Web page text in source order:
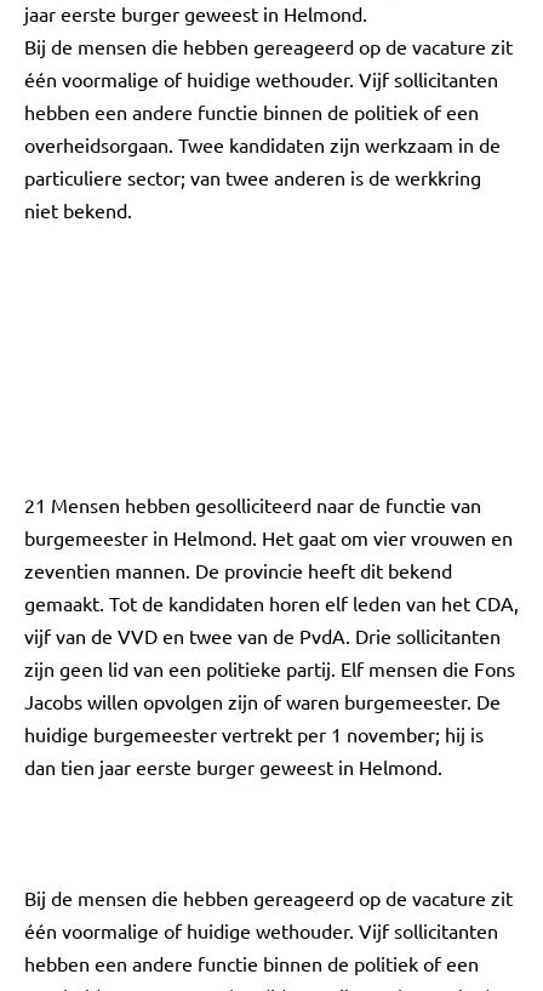
jaar eerste burger geweest in Helmond.
Bij de mensen die hebben gereageerd op de vacature zit
één voormalige of huidige wethouder. Vijf sollicitanten
hebben een andere functie binnen de politiek of een
overheidsorgaan. Twee kandidaten zijn werkzaam in de
particuliere sector; van twee anderen is de werkkring
niet bekend.
21 Mensen hebben gesolliciteerd naar de functie van
burgemeester in Helmond. Het gaat om vier vrouwen en
zeventien mannen. De provincie heeft dit bekend
gemaakt. Tot de kandidaten horen elf leden van het CDA,
vijf van de VVD en twee van de PvdA. Drie sollicitanten
zijn geen lid van een politieke partij. Elf mensen die Fons
Jacobs willen opvolgen zijn of waren burgemeester. De
huidige burgemeester vertrekt per 1 november; hij is
dan tien jaar eerste burger geweest in Helmond.
Bij de mensen die hebben gereageerd op de vacature zit
één voormalige of huidige wethouder. Vijf sollicitanten
hebben een andere functie binnen de politiek of een